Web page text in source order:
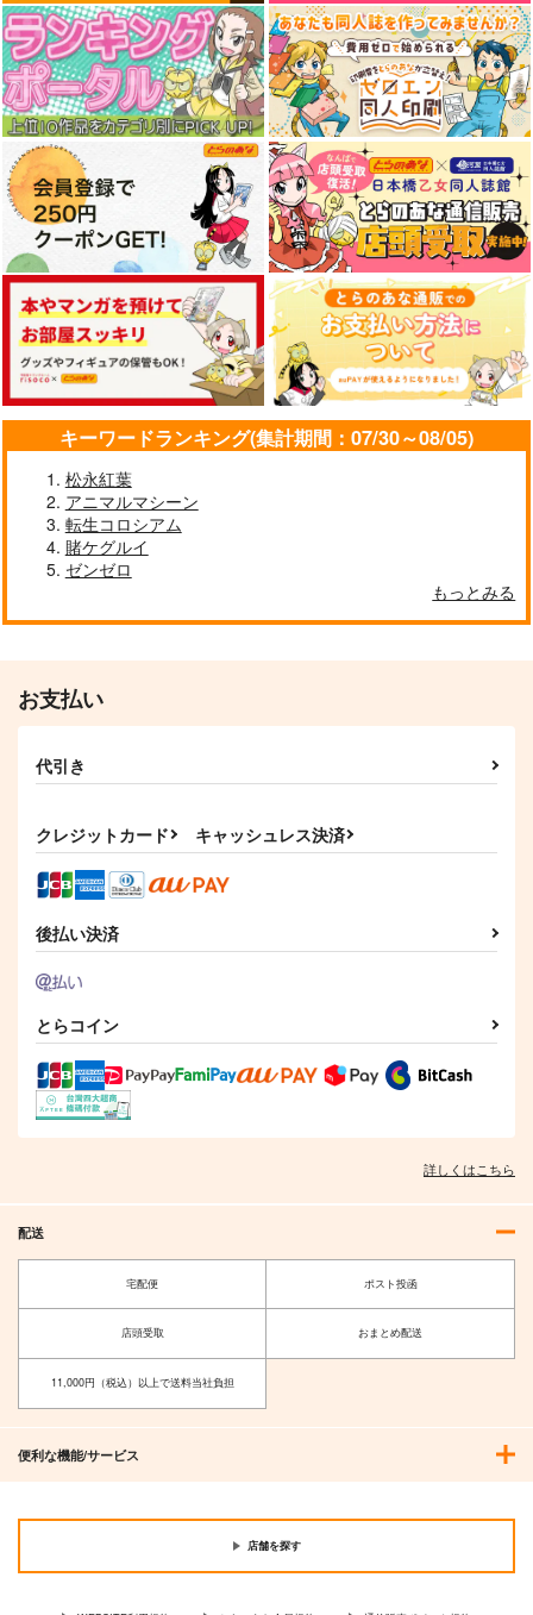
キーワードランキング(集計期間：07/30～08/05)
松永紅葉
アニマルマシーン
転生コロシアム
賭ケグルイ
ゼンゼロ
もっとみる
お支払い
代引き
クレジットカード キャッシュレス決済
後払い決済
とらコイン
詳しくはこちら
配送
宅配便 ポスト投函
店頭受取 おまとめ配送
11,000円（税込）以上で送料当社負担
便利な機能/サービス
店舗を探す